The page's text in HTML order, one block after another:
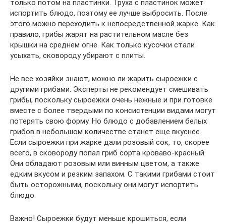
только потом на пластинки. Труха с пластинок может
испортить блюдо, поэтому ее лучше выбросить. После
этого можно переходить к непосредственной жарке. Как
правило, грибы жарят на растительном масле без
крышки на среднем огне. Как только кусочки стали
усыхать, сковороду убирают с плиты.
Не все хозяйки знают, можно ли жарить сыроежки с
другими грибами. Эксперты не рекомендует смешивать
грибы, поскольку сыроежки очень нежные и при готовке
вместе с более твердыми по консистенции видами могут
потерять свою форму. Но блюдо с добавлением белых
грибов в небольшом количестве станет еще вкуснее.
Если сыроежки при жарке дали розовый сок, то, скорее
всего, в сковороду попал гриб сорта кроваво-красный.
Они обладают розовым или винным цветом, а также
едким вкусом и резким запахом. С такими грибами стоит
быть осторожными, поскольку они могут испортить
блюдо.
Важно! Сыроежки будут меньше крошиться, если